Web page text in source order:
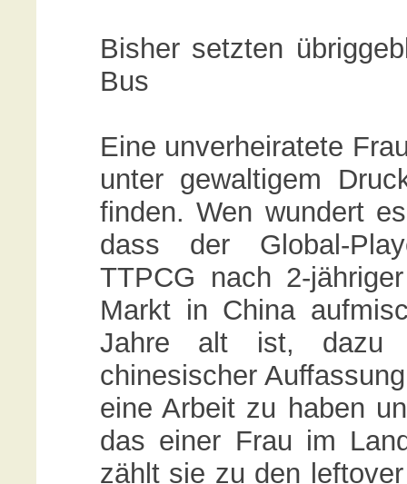
Bisher setzten
Bus
Eine unverheiratete
unter gewaltigem
finden. Wen wundert
dass der Global-
TTPCG nach 2-
Markt in China
Jahre alt ist, dazu
chinesischer
eine Arbeit zu haben
das einer Frau im
zählt sie zu den